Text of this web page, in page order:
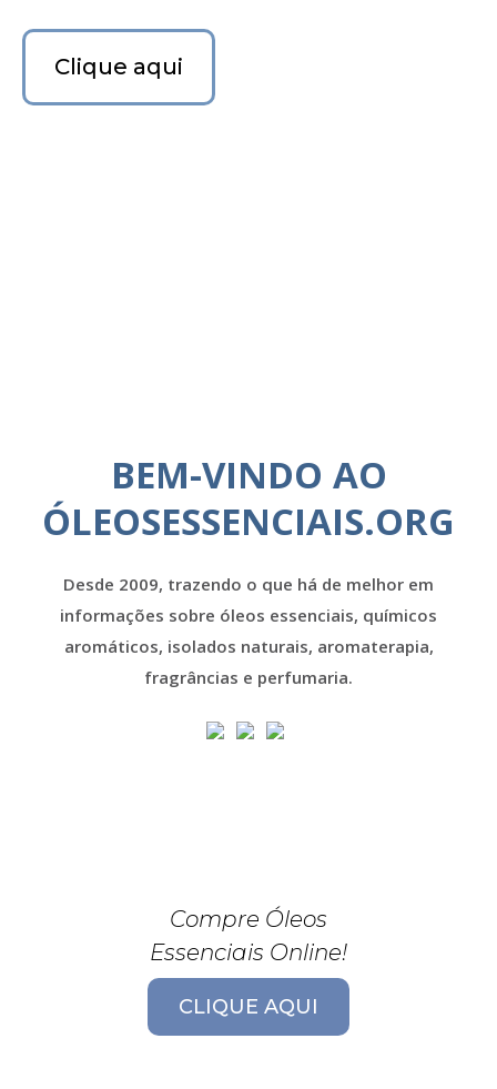
Clique aqui
BEM-VINDO AO
ÓLEOSESSENCIAIS.ORG
Desde 2009, trazendo o que há de melhor em
informações sobre óleos essenciais, químicos
aromáticos, isolados naturais, aromaterapia,
fragrâncias e perfumaria.
Compre Óleos
Essenciais Online!
CLIQUE AQUI